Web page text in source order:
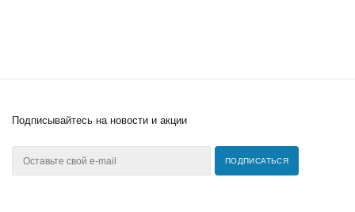
Подписывайтесь на новости и акции